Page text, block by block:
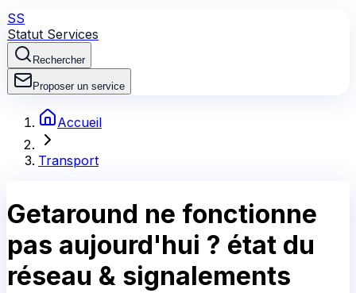
SS
Statut Services
Rechercher
Proposer un service
Accueil
Transport
Getaround ne fonctionne
pas aujourd'hui ? état du
réseau & signalements